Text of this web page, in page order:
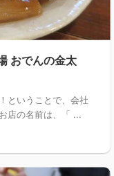
おでんの金太
ということで、会社
店の名前は、「 ...